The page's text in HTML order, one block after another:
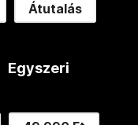
Átutalás
Egyszeri